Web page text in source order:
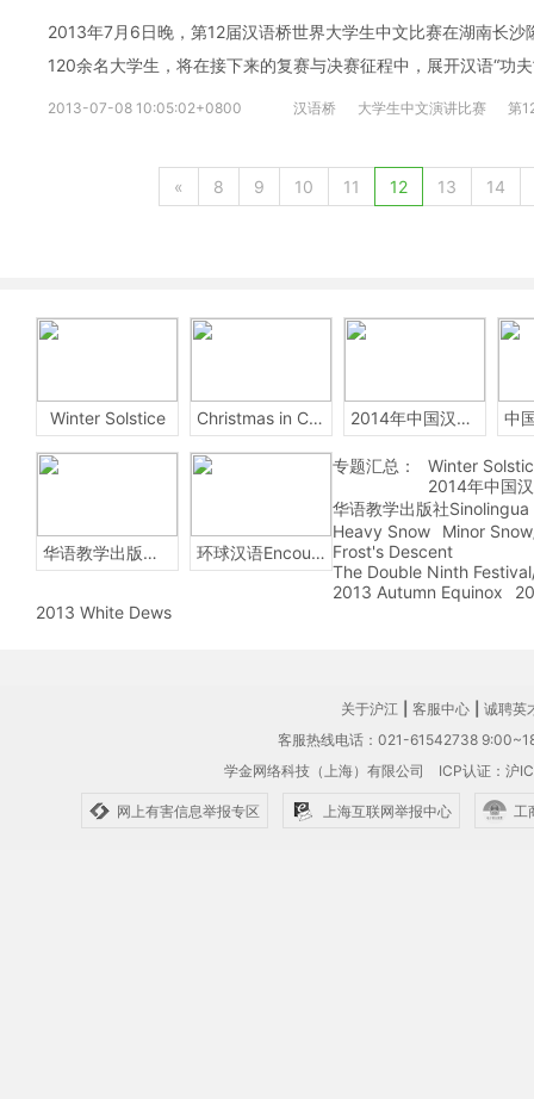
2013年7月6日晚，第12届汉语桥世界大学生中文比赛在湖南长
120余名大学生，将在接下来的复赛与决赛征程中，展开汉语“功
2013-07-08 10:05:02+0800 汉语桥 大学生中文演讲比赛 第
« 8 9 10 11 12 13 14
Winter Solstice Christmas in China 2014年中国汉字听写大会
华语教学出版社Sinolingua 环球汉语Encounters
专题汇总：
Winter
2014年中国
华语教学出版社Sinolingua
Heavy Snow
Minor
Frost's Descent
The Double Ninth
2013 Autumn Equinox
2013 White Dews
关于沪江 客服中心
诚聘英
客服热线电话：021-61542738
学金网络科技（上海）有限公司 ICP认证：沪
网上有害信息举报专区 上海互联网举报中心 工